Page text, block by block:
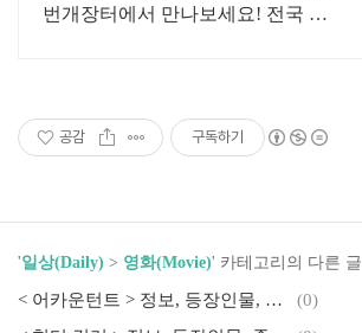
번개장터에서 만나보세요! 전국 각
공감 구독하기
'일상(Daily) > 영화(Movie)' 카테고리의 다른 글
< 어카운턴트 > 정보, 등장인물, 줄거리, 감상평 및 후기
(0)